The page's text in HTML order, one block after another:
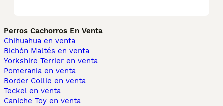
Perros Cachorros En Venta
Chihuahua en venta
Bichón Maltés en venta
Yorkshire Terrier en venta
Pomerania en venta
Border Collie en venta
Teckel en venta
Caniche Toy en venta